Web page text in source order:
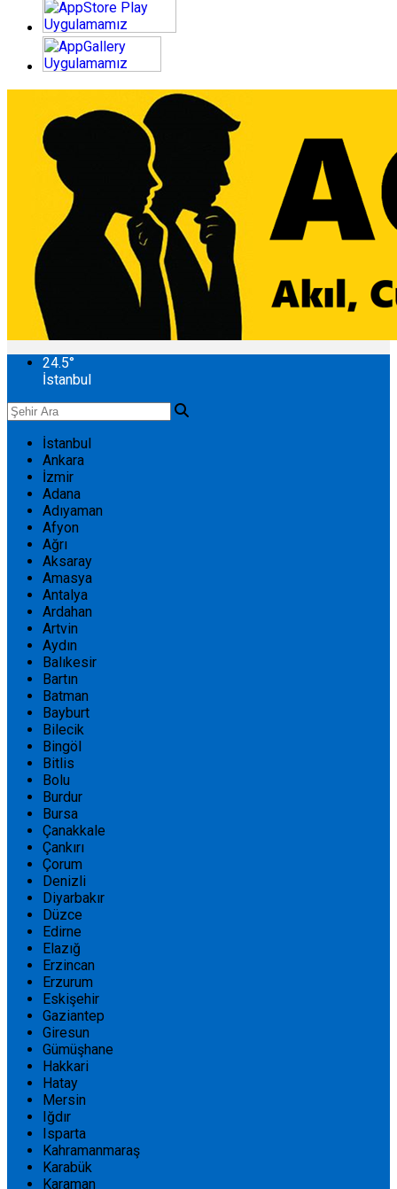
24.5°
İstanbul
İstanbul
Ankara
İzmir
Adana
Adıyaman
Afyon
Ağrı
Aksaray
Amasya
Antalya
Ardahan
Artvin
Aydın
Balıkesir
Bartın
Batman
Bayburt
Bilecik
Bingöl
Bitlis
Bolu
Burdur
Bursa
Çanakkale
Çankırı
Çorum
Denizli
Diyarbakır
Düzce
Edirne
Elazığ
Erzincan
Erzurum
Eskişehir
Gaziantep
Giresun
Gümüşhane
Hakkari
Hatay
Mersin
Iğdır
Isparta
Kahramanmaraş
Karabük
Karaman